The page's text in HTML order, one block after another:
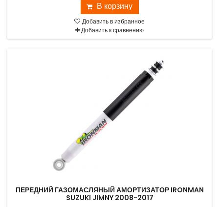
В корзину
Добавить в избранное
Добавить к сравнению
ПЕРЕДНИЙ ГАЗОМАСЛЯНЫЙ АМОРТИЗАТОР IRONMAN
SUZUKI JIMNY 2008-2017